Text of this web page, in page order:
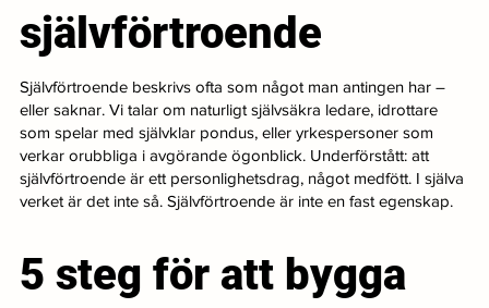
självförtroende
Självförtroende beskrivs ofta som något man antingen har –
eller saknar. Vi talar om naturligt självsäkra ledare, idrottare
som spelar med självklar pondus, eller yrkespersoner som
verkar orubbliga i avgörande ögonblick. Underförstått: att
självförtroende är ett personlighetsdrag, något medfött. I själva
verket är det inte så. Självförtroende är inte en fast egenskap.
5 steg för att bygga